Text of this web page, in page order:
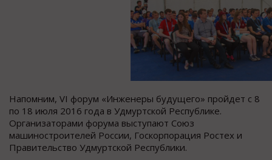
Напомним, VI форум «Инженеры будущего» пройдет с 8
по 18 июля 2016 года в Удмуртской Республике.
Организаторами форума выступают Союз
машиностроителей России, Госкорпорация Ростех и
Правительство Удмуртской Республики.